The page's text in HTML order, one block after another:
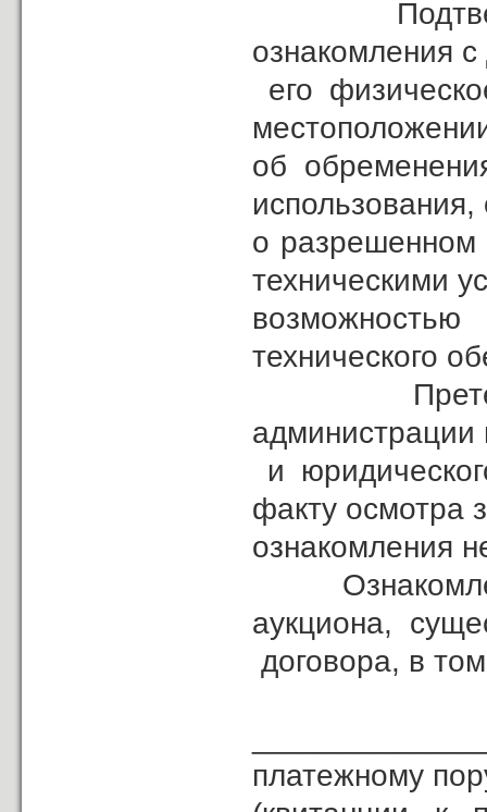
ознакомления
его
об
о разрешенном
техническими
технического
Претензий
администрации
и
факту осмотра
ознакомления
Ознакомлен
аукциона,
договора, в
платежному